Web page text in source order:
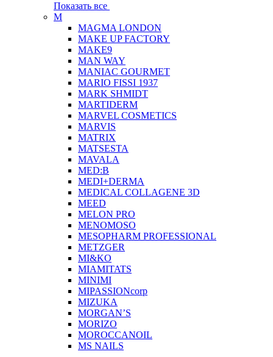
Показать все
M
MAGMA LONDON
MAKE UP FACTORY
MAKE9
MAN WAY
MANIAC GOURMET
MARIO FISSI 1937
MARK SHMIDT
MARTIDERM
MARVEL COSMETICS
MARVIS
MATRIX
MATSESTA
MAVALA
MED:B
MEDI+DERMA
MEDICAL COLLAGENE 3D
MEED
MELON PRO
MENOMOSO
MESOPHARM PROFESSIONAL
METZGER
MI&KO
MIAMITATS
MINIMI
MIPASSIONcorp
MIZUKA
MORGAN’S
MORIZO
MOROCCANOIL
MS NAILS